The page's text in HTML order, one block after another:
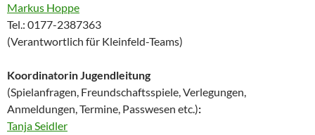
Markus Hoppe
Tel.: 0177-2387363
(Verantwortlich für Kleinfeld-Teams)
Koordinatorin Jugendleitung
(Spielanfragen, Freundschaftsspiele, Verlegungen,
Anmeldungen, Termine, Passwesen etc.):
Tanja Seidler